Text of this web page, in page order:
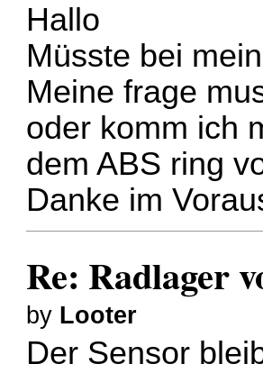
Hallo
Müsste bei
Meine frage
oder komm ich
dem ABS ring
Danke im
Re: Radlager
by Looter
Der Sensor